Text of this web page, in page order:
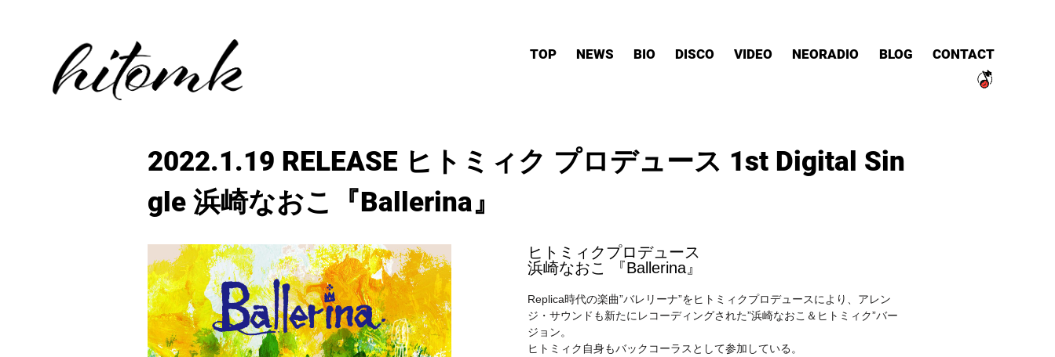
TOP NEWS BIO DISCO VIDEO NEORADIO BLOG CONTACT
2022.1.19 RELEASE ヒトミィク プロデュース 1st Digital Sin
gle 浜崎なおこ『Ballerina』
ヒトミィクプロデュース
浜崎なおこ 『Ballerina』
Replica時代の楽曲”バレリーナ”をヒトミィクプロデュースにより、アレン
ジ・サウンドも新たにレコーディングされた”浜崎なおこ＆ヒトミィク”バー
ジョン。
ヒトミィク自身もバックコーラスとして参加している。